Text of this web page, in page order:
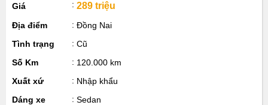
Giá 289 triệu
Địa điểm
Đồng Nai
Tình trạng
Cũ
Số Km
120.000 km
Xuất xứ
Nhập khẩu
Dáng xe
Sedan